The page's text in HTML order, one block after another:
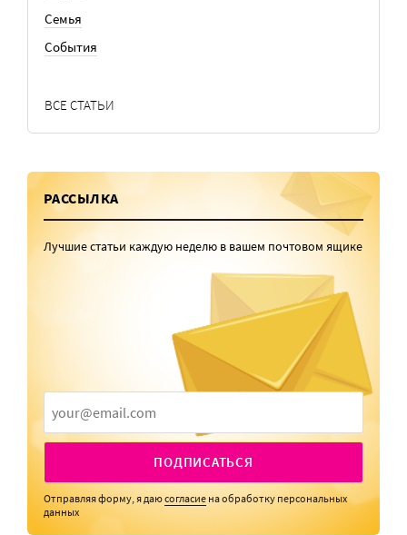
Семья
События
ВСЕ СТАТЬИ
РАССЫЛКА
Лучшие статьи каждую неделю в вашем почтовом ящике
ПОДПИСАТЬСЯ
Отправляя форму, я даюсогласие на обработку персональных
данных